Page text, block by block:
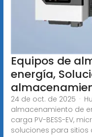
Equipos de
energía,
24 de oct. de 2025 ·
almacenamiento de
carga PV-BESS-EV,
soluciones para sitios